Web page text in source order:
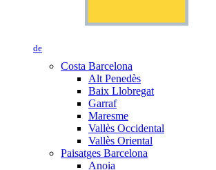
de
Costa Barcelona
Alt Penedès
Baix Llobregat
Garraf
Maresme
Vallès Occidental
Vallès Oriental
Paisatges Barcelona
Anoia